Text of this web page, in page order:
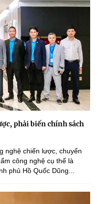
phải biến chính sách
nghệ chiến lược, chuyển
công nghệ cụ thể là
phủ Hồ Quốc Dũng...